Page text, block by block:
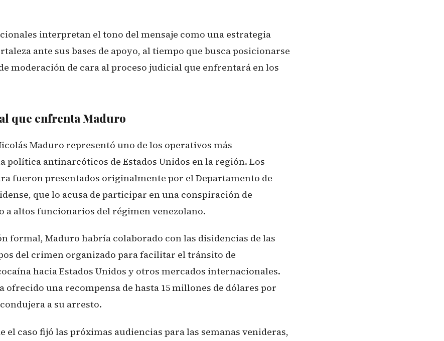
interpretan el tono del mensaje como una estrategia
ante sus bases de apoyo, al tiempo que busca posicionarse
moderación de cara al proceso judicial que enfrentará en los
que enfrenta Maduro
Maduro representó uno de los operativos más
política antinarcóticos de Estados Unidos en la región. Los
fueron presentados originalmente por el Departamento de
que lo acusa de participar en una conspiración de
a altos funcionarios del régimen venezolano.
formal, Maduro habría colaborado con las disidencias de las
del crimen organizado para facilitar el tránsito de
hacia Estados Unidos y otros mercados internacionales.
ofrecido una recompensa de hasta 15 millones de dólares por
a su arresto.
el caso fijó las próximas audiencias para las semanas venideras,